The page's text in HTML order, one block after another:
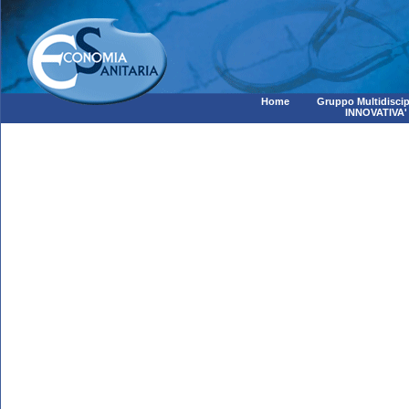
Home
Gruppo
INNOVATIVA'